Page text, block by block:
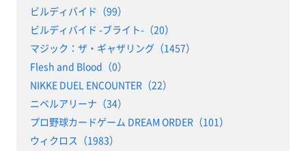
ビルディバイド（99）
ビルディバイド -ブライト-（20）
マジック：ザ・ギャザリング（1457）
Flesh and Blood（0）
NIKKE DUEL ENCOUNTER（22）
ニベルアリーナ（34）
プロ野球カードゲーム DREAM ORDER（101）
ウィクロス（1983）